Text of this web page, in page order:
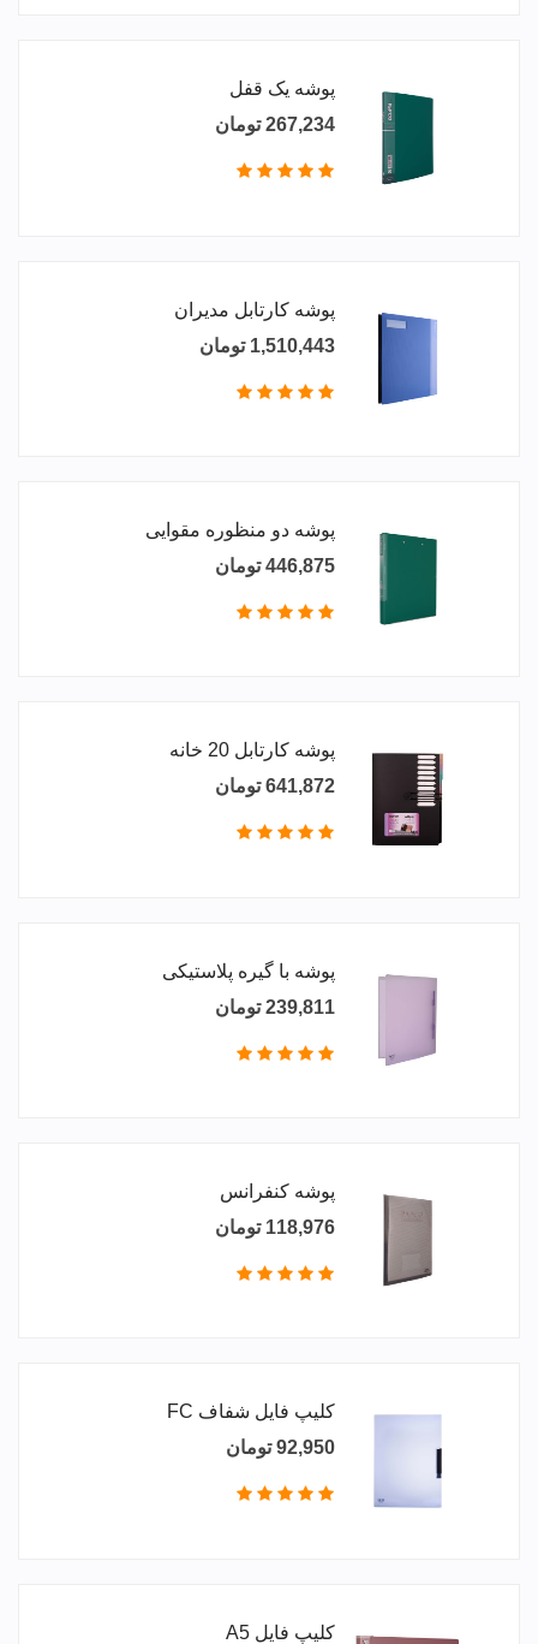
پوشه یک قفل
267,234 تومان
پوشه کارتابل مدیران
1,510,443 تومان
پوشه دو منظوره مقوایی
446,875 تومان
پوشه کارتابل 20 خانه
641,872 تومان
پوشه با گیره پلاستیکی
239,811 تومان
پوشه کنفرانس
118,976 تومان
کلیپ فایل شفاف FC
92,950 تومان
کلیپ فایل A5